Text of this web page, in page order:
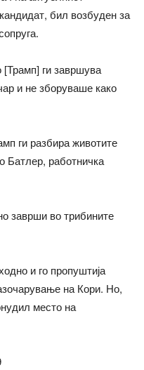
бил возбуден за
[Трамп] ги завршува
и не зборуваше како
ги разбира животите
Батлер, работничка
заврши во трибините
и го пропуштија
на Кори. Но,
место на